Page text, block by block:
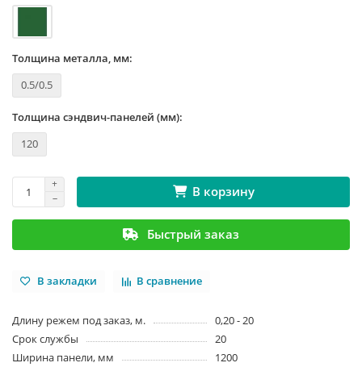
Толщина металла, мм:
0.5/0.5
Толщина сэндвич-панелей (мм):
120
В корзину
Быстрый заказ
В закладки В сравнение
Длину режем под заказ, м.
0,20 - 20
Срок службы
20
Ширина панели, мм
1200